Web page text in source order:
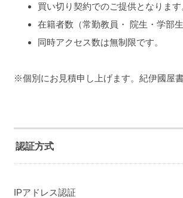
買い切り契約でのご提供となります
在籍者数（常勤教員・ 院生・学部
同時アクセス数は無制限です。
※個別にお見積申し上げます。紀伊國屋
認証方式
IPアドレス認証